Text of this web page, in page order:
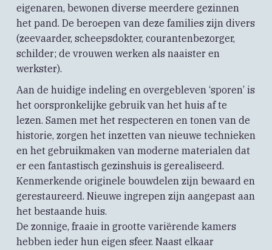
eigenaren, bewonen diverse meerdere gezinnen
het pand. De beroepen van deze families zijn divers
(zeevaarder, scheepsdokter, courantenbezorger,
schilder; de vrouwen werken als naaister en
werkster).
Aan de huidige indeling en overgebleven ‘sporen’ is
het oorspronkelijke gebruik van het huis af te
lezen. Samen met het respecteren en tonen van de
historie, zorgen het inzetten van nieuwe technieken
en het gebruikmaken van moderne materialen dat
er een fantastisch gezinshuis is gerealiseerd.
Kenmerkende originele bouwdelen zijn bewaard en
gerestaureerd. Nieuwe ingrepen zijn aangepast aan
het bestaande huis.
De zonnige, fraaie in grootte variërende kamers
hebben ieder hun eigen sfeer. Naast elkaar